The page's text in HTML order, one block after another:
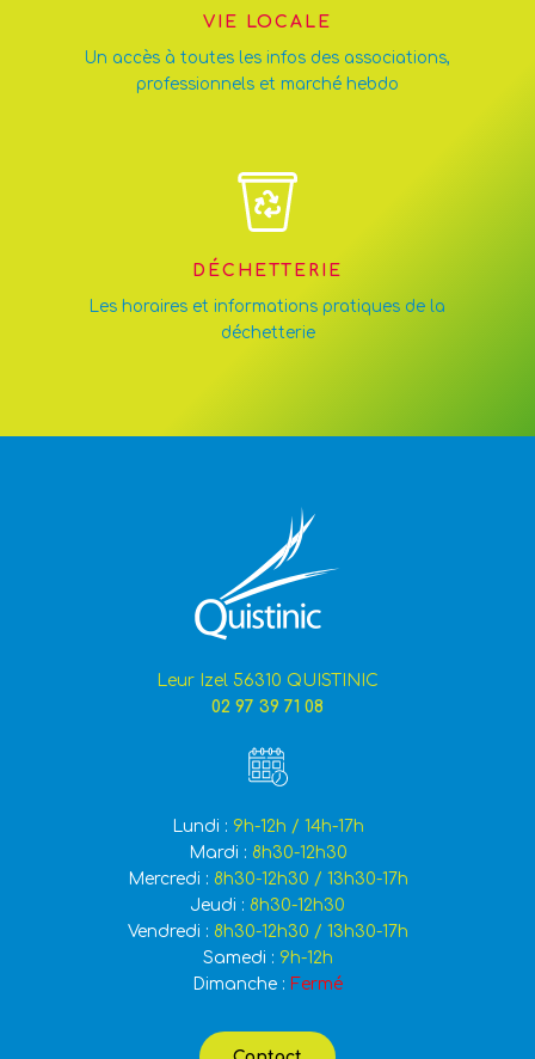
VIE LOCALE
Un accès à toutes les infos des associations,
professionnels et marché hebdo
DÉCHETTERIE
Les horaires et informations pratiques de la
déchetterie
Leur Izel 56310 QUISTINIC
02 97 39 71 08
Lundi : 9h-12h / 14h-17h
Mardi : 8h30-12h30
Mercredi : 8h30-12h30 / 13h30-17h
Jeudi : 8h30-12h30
Vendredi : 8h30-12h30 / 13h30-17h
Samedi : 9h-12h
Dimanche : Fermé